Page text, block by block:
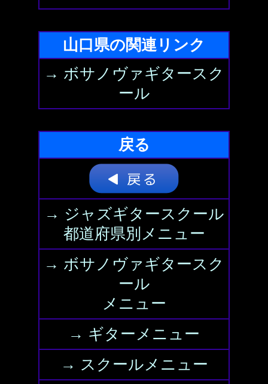
山口県の関連リンク
→ ボサノヴァギタースク
ール
戻る
→ ジャズギタースクール
都道府県別メニュー
→ ボサノヴァギタースク
ール
メニュー
→ ギターメニュー
→ スクールメニュー